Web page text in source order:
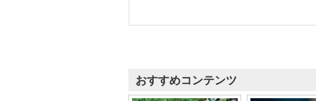
おすすめコンテンツ